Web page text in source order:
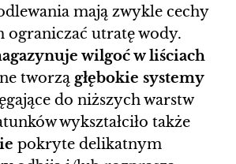
mają zwykle cechy
ograniczać utratę wody.
wilgoć w liściach
tworzą głębokie systemy
do niższych warstw
wykształciło także
pokryte delikatnym